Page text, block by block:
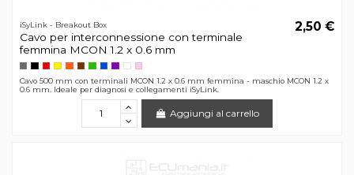
iSyLink - Breakout Box
Cavo per interconnessione con terminale
femmina MCON 1.2 x 0.6 mm
2,50 €
Cavo 500 mm con terminali MCON 1.2 x 0.6 mm femmina - maschio MCON 1.2 x
0.6 mm. Ideale per diagnosi e collegamenti iSyLink.
Aggiungi al carrello